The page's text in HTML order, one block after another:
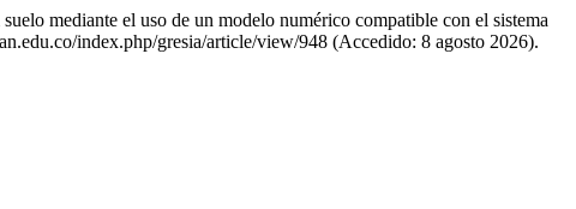
mediante el uso de un modelo numérico compatible con el sistema
index.php/gresia/article/view/948 (Accedido: 8 agosto 2026).